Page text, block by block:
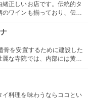
正しいお店です。伝統的タ
ワインも揃っており、伝統
す。
骨を安置するために建設した
な寺院では、内部には黄金
。また敷地内には、金閣寺
ます。
料理を味わうならココとい